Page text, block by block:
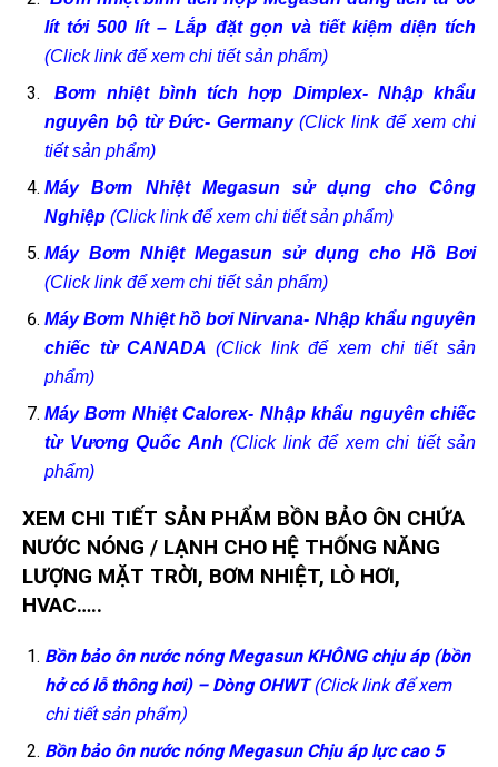
lít tới 500 lít – Lắp đặt gọn và tiết kiệm diện tích
(Click link để xem chi tiết sản phẩm)
Bơm nhiệt bình tích hợp Dimplex- Nhập khẩu
nguyên bộ từ Đức- Germany(Click link để xem chi
tiết sản phẩm)
Máy Bơm Nhiệt Megasun sử dụng cho Công
Nghiệp (Click link để xem chi tiết sản phẩm)
Máy Bơm Nhiệt Megasun sử dụng cho Hồ Bơi
(Click link để xem chi tiết sản phẩm)
Máy Bơm Nhiệt hồ bơi Nirvana- Nhập khẩu nguyên
chiếc từ CANADA (Click link để xem chi tiết sản
phẩm)
Máy Bơm Nhiệt Calorex- Nhập khẩu nguyên chiếc
từ Vương Quốc Anh (Click link để xem chi tiết sản
phẩm)
XEM CHI TIẾT SẢN PHẨM BỒN BẢO ÔN CHỨA
NƯỚC NÓNG / LẠNH CHO HỆ THỐNG NĂNG
LƯỢNG MẶT TRỜI, BƠM NHIỆT, LÒ HƠI,
HVAC…..
Bồn bảo ôn nước nóng Megasun KHÔNG chịu áp (bồn
hở có lỗ thông hơi) – Dòng OHWT(Click link để xem
chi tiết sản phẩm)
Bồn bảo ôn nước nóng Megasun Chịu áp lực cao 5